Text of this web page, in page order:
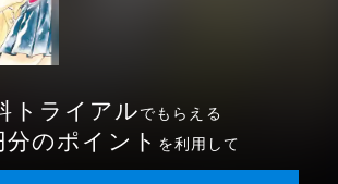
トライアルでもらえる
分のポイント を利用して